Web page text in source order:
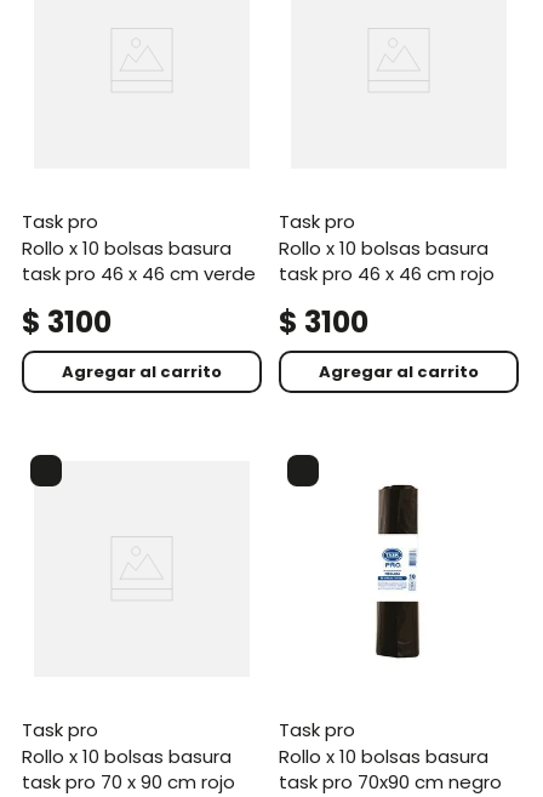
task pro
rollo x 10 bolsas basura
task pro 46 x 46 cm verde
$ 3100
Agregar al carrito
task pro
rollo x 10 bolsas basura
task pro 46 x 46 cm rojo
$ 3100
Agregar al carrito
task pro
rollo x 10 bolsas basura
task pro 70 x 90 cm rojo
task pro
rollo x 10 bolsas basura
task pro 70x90 cm negro